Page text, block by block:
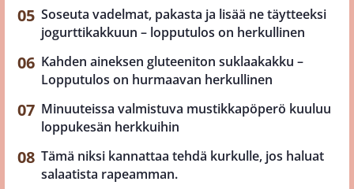
Soseuta vadelmat, pakasta ja lisää ne täytteeksi
jogurttikakkuun – lopputulos on herkullinen
Kahden aineksen gluteeniton suklaakakku –
Lopputulos on hurmaavan herkullinen
Minuuteissa valmistuva mustikkapöperö kuuluu
loppukesän herkkuihin
Tämä niksi kannattaa tehdä kurkulle, jos haluat
salaatista rapeamman.